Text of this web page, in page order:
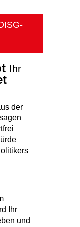
Ihr
der
Ihr
und